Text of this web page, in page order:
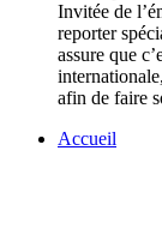
Invitée de
reporter
assure que
afin de faire
Accueil